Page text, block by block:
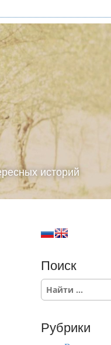
историй
Поиск
S
e
c
Рубрики